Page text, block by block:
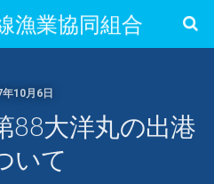
漁業協同組合
10月6日
88大洋丸の出港
いて